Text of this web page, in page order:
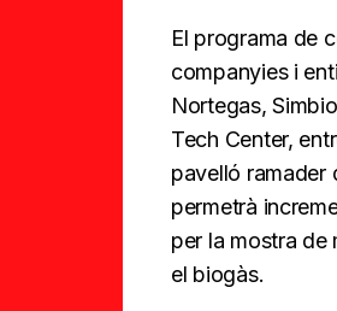
El programa de
companyies i
Nortegas,
Tech Center,
pavelló ramader
permetrà
per la mostra de
el biogàs.